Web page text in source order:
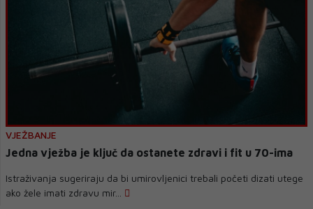
VJEŽBANJE
Jedna vježba je ključ da ostanete zdravi i fit u 70-ima
Istraživanja sugeriraju da bi umirovljenici trebali početi dizati utege
ako žele imati zdravu mir...